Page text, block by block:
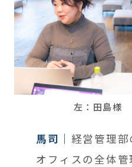
左：田島様
馬司
経営管理部
オフィスの全体